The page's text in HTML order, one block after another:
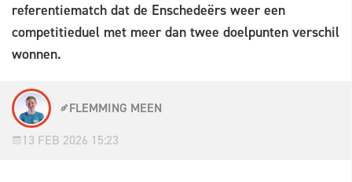
referentiematch dat de Enschedeërs weer een
competitieduel met meer dan twee doelpunten verschil
wonnen.
FLEMMING MEEN
13 FEB 2026 15:23